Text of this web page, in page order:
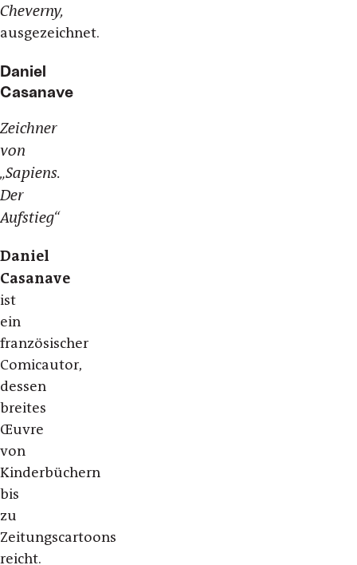
Cheverny,
ausgezeichnet.
Daniel
Casanave
Zeichner
von
„Sapiens.
Der
Aufstieg“
Daniel
Casanave
ist
ein
französischer
Comicautor,
dessen
breites
Œuvre
von
Kinderbüchern
bis
zu
Zeitungscartoons
reicht.